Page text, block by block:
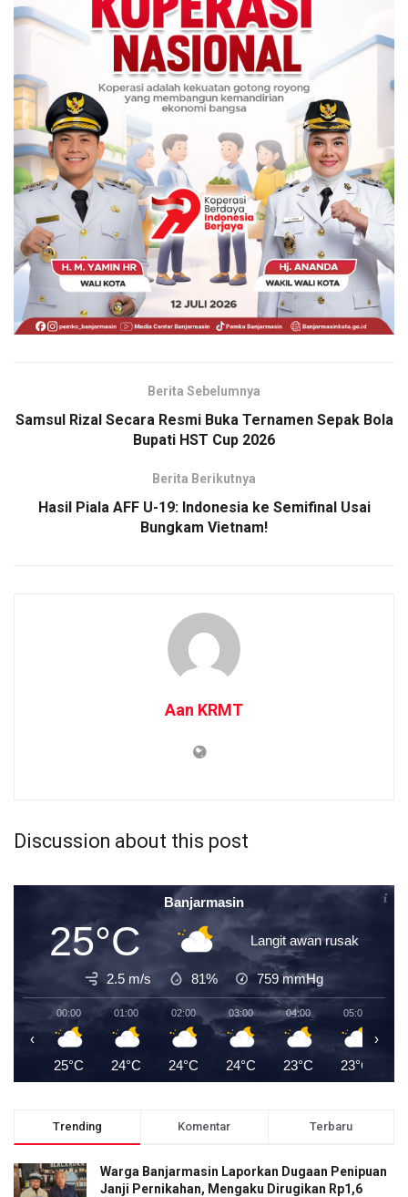
Berita Sebelumnya
Samsul Rizal Secara Resmi Buka Ternamen Sepak Bola
Bupati HST Cup 2026
Berita Berikutnya
Hasil Piala AFF U-19: Indonesia ke Semifinal Usai
Bungkam Vietnam!
Aan KRMT
Discussion about this post
Banjarmasin
25°C Langit awan rusak
2.5 m/s 81% 759mmHg
00:00
25°C
01:00
24°C
02:00
24°C
03:00
24°C
04:00
23°C
05:00
23°C
‹ ›
Trending Komentar Terbaru
Warga Banjarmasin Laporkan Dugaan Penipuan
Janji Pernikahan, Mengaku Dirugikan Rp1,6